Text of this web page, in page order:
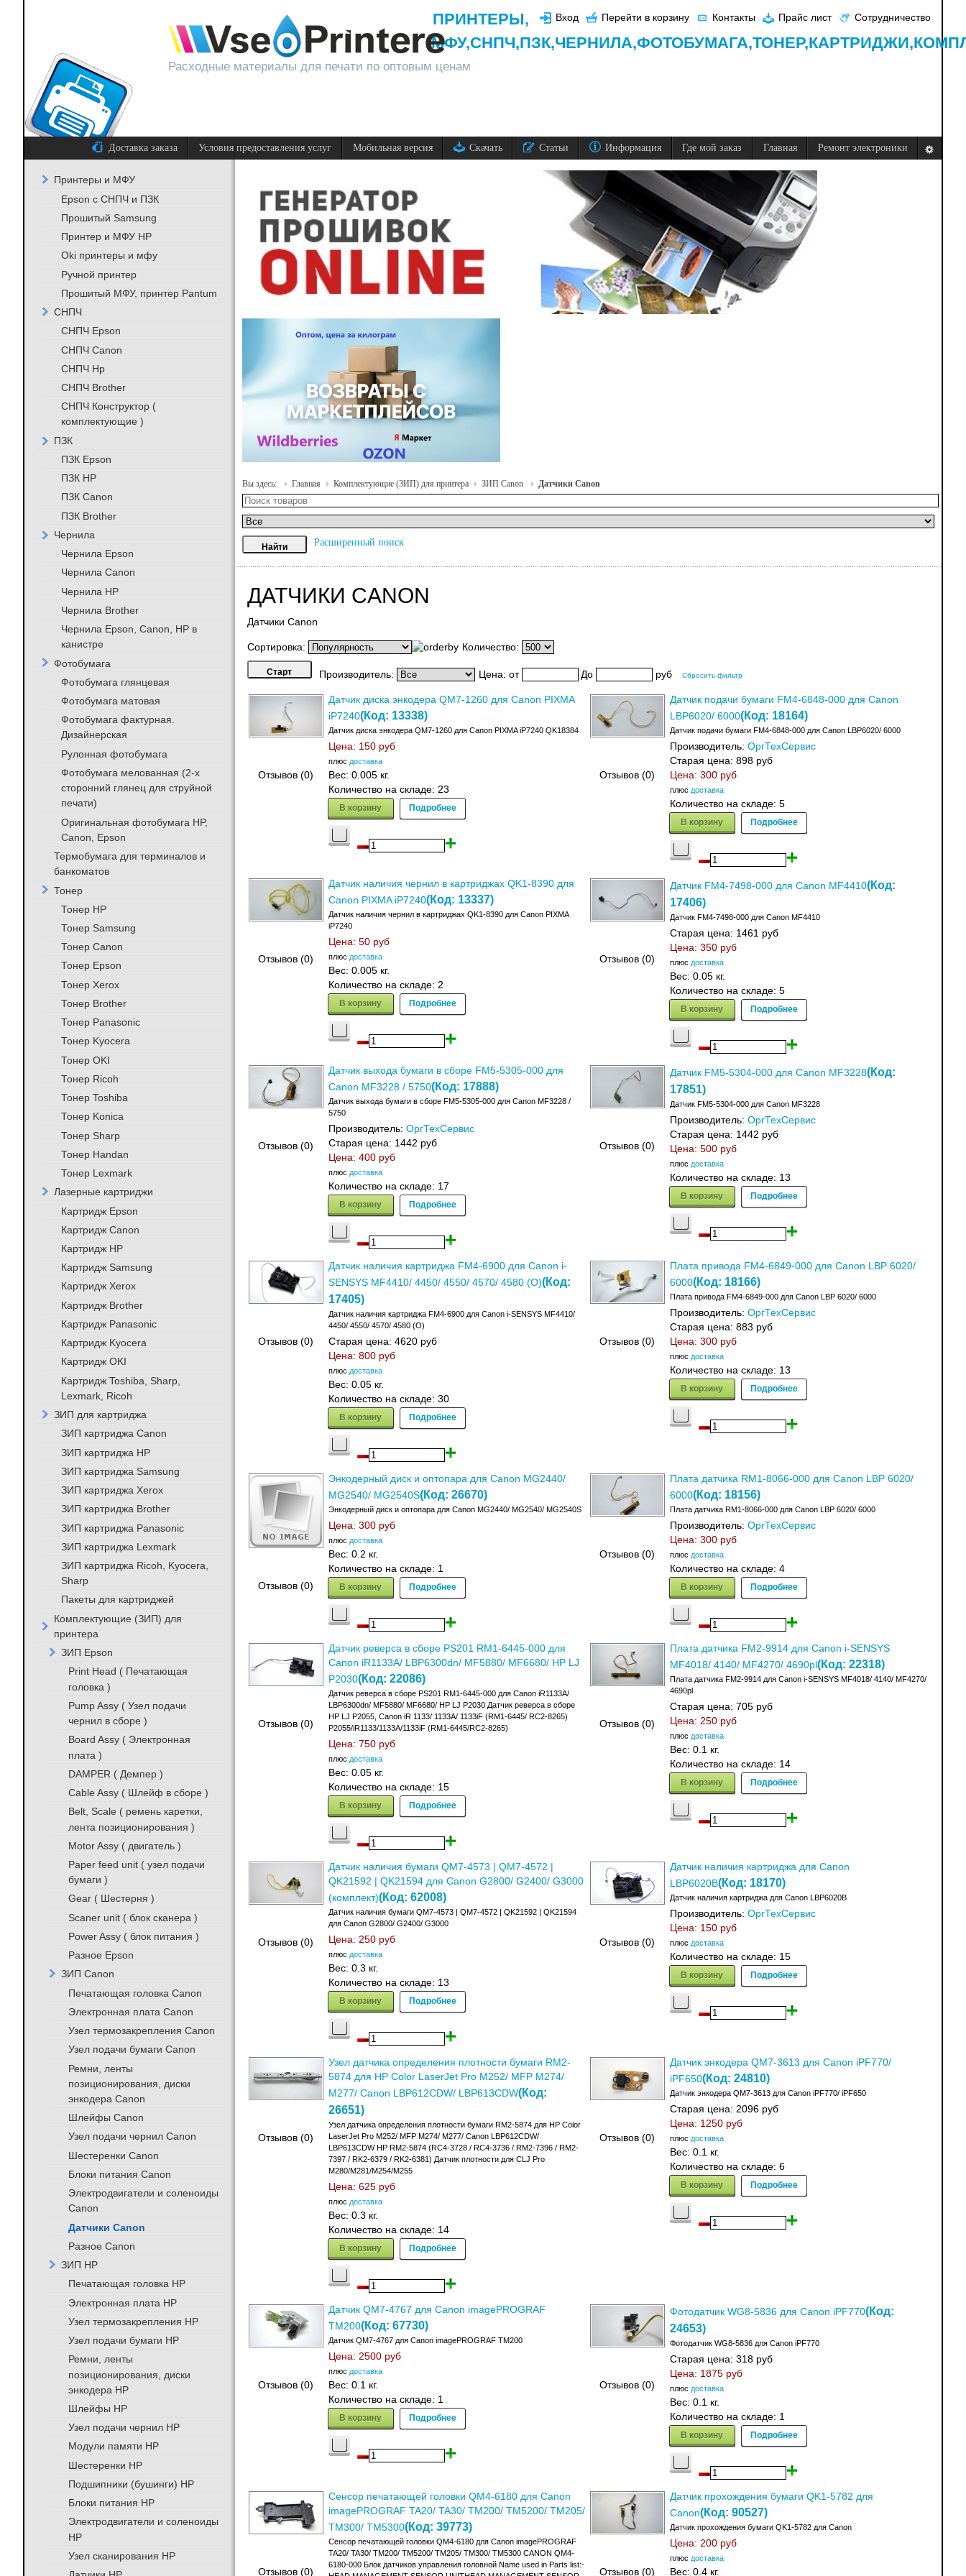
Расходные материалы для печати по оптовым ценам
Вход Перейти в корзину Контакты Прайс лист Сотрудничество
ПРИНТЕРЫ,
МФУ,СНПЧ,ПЗК,ЧЕРНИЛА,ФОТОБУМАГА,ТОНЕР,КАРТРИДЖИ,
Доставка заказа Условия предоставления услуг Мобильная версия Скачать Статьи Информация Где мой заказ Главная Ремонт электроники
Вы здесь: Главная Комплектующие (ЗИП) для принтера ЗИП Canon Датчики Canon
Расширенный поиск
ДАТЧИКИ CANON
Датчики Canon
Сортировка: Количество:
Производитель: Цена: от До руб Сбросить фильтр
Отзывов (0)
Датчик диска энкодера QM7-1260 для Canon PIXMA
iP7240(Код: 13338)
Датчик диска энкодера QM7-1260 для Canon PIXMA iP7240 QK18384
Цена: 150 руб
плюс доставка
Вес: 0.005 кг.
Количество на складе: 23
В корзину Подробнее
Отзывов (0)
Датчик подачи бумаги FM4-6848-000 для Canon
LBP6020/ 6000(Код: 18164)
Датчик подачи бумаги FM4-6848-000 для Canon LBP6020/ 6000
Производитель: ОргТехСервис
Старая цена: 898 руб
Цена: 300 руб
плюс доставка
Количество на складе: 5
В корзину Подробнее
Отзывов (0)
Датчик наличия чернил в картриджах QK1-8390 для
Canon PIXMA iP7240(Код: 13337)
Датчик наличия чернил в картриджах QK1-8390 для Canon PIXMA
iP7240
Цена: 50 руб
плюс доставка
Вес: 0.005 кг.
Количество на складе: 2
В корзину Подробнее
Отзывов (0)
Датчик FM4-7498-000 для Canon MF4410(Код:
17406)
Датчик FM4-7498-000 для Canon MF4410
Старая цена: 1461 руб
Цена: 350 руб
плюс доставка
Вес: 0.05 кг.
Количество на складе: 5
В корзину Подробнее
Отзывов (0)
Датчик выхода бумаги в сборе FM5-5305-000 для
Canon MF3228 / 5750(Код: 17888)
Датчик выхода бумаги в сборе FM5-5305-000 для Canon MF3228 /
5750
Производитель: ОргТехСервис
Старая цена: 1442 руб
Цена: 400 руб
плюс доставка
Количество на складе: 17
В корзину Подробнее
Отзывов (0)
Датчик FM5-5304-000 для Canon MF3228(Код:
17851)
Датчик FM5-5304-000 для Canon MF3228
Производитель: ОргТехСервис
Старая цена: 1442 руб
Цена: 500 руб
плюс доставка
Количество на складе: 13
В корзину Подробнее
Отзывов (0)
Датчик наличия картриджа FM4-6900 для Canon i-
SENSYS MF4410/ 4450/ 4550/ 4570/ 4580 (О)(Код:
17405)
Датчик наличия картриджа FM4-6900 для Canon i-SENSYS MF4410/
4450/ 4550/ 4570/ 4580 (О)
Старая цена: 4620 руб
Цена: 800 руб
плюс доставка
Вес: 0.05 кг.
Количество на складе: 30
В корзину Подробнее
Отзывов (0)
Плата привода FM4-6849-000 для Canon LBP 6020/
6000(Код: 18166)
Плата привода FM4-6849-000 для Canon LBP 6020/ 6000
Производитель: ОргТехСервис
Старая цена: 883 руб
Цена: 300 руб
плюс доставка
Количество на складе: 13
В корзину Подробнее
Отзывов (0)
Энкодерный диск и оптопара для Canon MG2440/
MG2540/ MG2540S(Код: 26670)
Энкодерный диск и оптопара для Canon MG2440/ MG2540/ MG2540S
Цена: 300 руб
плюс доставка
Вес: 0.2 кг.
Количество на складе: 1
В корзину Подробнее
Отзывов (0)
Плата датчика RM1-8066-000 для Canon LBP 6020/
6000(Код: 18156)
Плата датчика RM1-8066-000 для Canon LBP 6020/ 6000
Производитель: ОргТехСервис
Цена: 300 руб
плюс доставка
Количество на складе: 4
В корзину Подробнее
Отзывов (0)
Датчик реверса в сборе PS201 RM1-6445-000 для
Canon iR1133A/ LBP6300dn/ MF5880/ MF6680/ HP LJ
P2030(Код: 22086)
Датчик реверса в сборе PS201 RM1-6445-000 для Canon iR1133A/
LBP6300dn/ MF5880/ MF6680/ HP LJ P2030 Датчик реверса в сборе
HP LJ P2055, Canon iR 1133/ 1133A/ 1133iF (RM1-6445/ RC2-8265)
P2055/iR1133/1133A/1133iF (RM1-6445/RC2-8265)
Цена: 750 руб
плюс доставка
Вес: 0.05 кг.
Количество на складе: 15
В корзину Подробнее
Отзывов (0)
Плата датчика FM2-9914 для Canon i-SENSYS
MF4018/ 4140/ MF4270/ 4690pl(Код: 22318)
Плата датчика FM2-9914 для Canon i-SENSYS MF4018/ 4140/ MF4270/
4690pl
Старая цена: 705 руб
Цена: 250 руб
плюс доставка
Вес: 0.1 кг.
Количество на складе: 14
В корзину Подробнее
Отзывов (0)
Датчик наличия бумаги QM7-4573 | QM7-4572 |
QK21592 | QK21594 для Canon G2800/ G2400/ G3000
(комплект)(Код: 62008)
Датчик наличия бумаги QM7-4573 | QM7-4572 | QK21592 | QK21594
для Canon G2800/ G2400/ G3000
Цена: 250 руб
плюс доставка
Вес: 0.3 кг.
Количество на складе: 13
В корзину Подробнее
Отзывов (0)
Датчик наличия картриджа для Canon
LBP6020B(Код: 18170)
Датчик наличия картриджа для Canon LBP6020B
Производитель: ОргТехСервис
Цена: 150 руб
плюс доставка
Количество на складе: 15
В корзину Подробнее
Отзывов (0)
Узел датчика определения плотности бумаги RM2-
5874 для HP Color LaserJet Pro M252/ MFP M274/
M277/ Canon LBP612CDW/ LBP613CDW(Код:
26651)
Узел датчика определения плотности бумаги RM2-5874 для HP Color
LaserJet Pro M252/ MFP M274/ M277/ Canon LBP612CDW/
LBP613CDW HP RM2-5874 (RC4-3728 / RC4-3736 / RM2-7396 / RM2-
7397 / RK2-6379 / RK2-6381) Датчик плотности для CLJ Pro
M280/M281/M254/M255
Цена: 625 руб
плюс доставка
Вес: 0.3 кг.
Количество на складе: 14
В корзину Подробнее
Отзывов (0)
Датчик энкодера QM7-3613 для Canon iPF770/
iPF650(Код: 24810)
Датчик энкодера QM7-3613 для Canon iPF770/ iPF650
Старая цена: 2096 руб
Цена: 1250 руб
плюс доставка
Вес: 0.1 кг.
Количество на складе: 6
В корзину Подробнее
Отзывов (0)
Датчик QM7-4767 для Canon imagePROGRAF
TM200(Код: 67730)
Датчик QM7-4767 для Canon imagePROGRAF TM200
Цена: 2500 руб
плюс доставка
Вес: 0.1 кг.
Количество на складе: 1
В корзину Подробнее
Отзывов (0)
Фотодатчик WG8-5836 для Canon iPF770(Код:
24653)
Фотодатчик WG8-5836 для Canon iPF770
Старая цена: 318 руб
Цена: 1875 руб
плюс доставка
Вес: 0.1 кг.
Количество на складе: 1
В корзину Подробнее
Отзывов (0)
Сенсор печатающей головки QM4-6180 для Canon
imagePROGRAF TA20/ TA30/ TM200/ TM5200/ TM205/
TM300/ TM5300(Код: 39773)
Сенсор печатающей головки QM4-6180 для Canon imagePROGRAF
TA20/ TA30/ TM200/ TM5200/ TM205/ TM300/ TM5300 CANON QM4-
6180-000 Блок датчиков управления головной Name used in Parts list:-
Отзывов (0)
Датчик прохождения бумаги QK1-5782 для
Canon(Код: 90527)
Датчик прохождения бумаги QK1-5782 для Canon
Цена: 200 руб
плюс доставка
Вес: 0.4 кг.
Принтеры и МФУ
Epson с СНПЧ и ПЗК
Прошитый Samsung
Принтер и МФУ HP
Oki принтеры и мфу
Ручной принтер
Прошитый МФУ, принтер Pantum
СНПЧ
СНПЧ Epson
СНПЧ Canon
СНПЧ Hp
СНПЧ Brother
СНПЧ Конструктор (
комплектующие )
ПЗК
ПЗК Epson
ПЗК HP
ПЗК Canon
ПЗК Brother
Чернила
Чернила Epson
Чернила Canon
Чернила HP
Чернила Brother
Чернила Epson, Canon, HP в
канистре
Фотобумага
Фотобумага глянцевая
Фотобумага матовая
Фотобумага фактурная.
Дизайнерская
Рулонная фотобумага
Фотобумага мелованная (2-х
сторонний глянец для струйной
печати)
Оригинальная фотобумага HP,
Canon, Epson
Термобумага для терминалов и
банкоматов
Тонер
Тонер HP
Тонер Samsung
Тонер Canon
Тонер Epson
Тонер Xerox
Тонер Brother
Тонер Panasonic
Тонер Kyocera
Тонер OKI
Тонер Ricoh
Тонер Toshiba
Тонер Konica
Тонер Sharp
Тонер Handan
Тонер Lexmark
Лазерные картриджи
Картридж Epson
Картридж Canon
Картридж HP
Картридж Samsung
Картридж Xerox
Картридж Brother
Картридж Panasonic
Картридж Kyocera
Картридж OKI
Картридж Toshiba, Sharp,
Lexmark, Ricoh
ЗИП для картриджа
ЗИП картриджа Canon
ЗИП картриджа HP
ЗИП картриджа Samsung
ЗИП картриджа Xerox
ЗИП картриджа Brother
ЗИП картриджа Panasonic
ЗИП картриджа Lexmark
ЗИП картриджа Ricoh, Kyocera,
Sharp
Пакеты для картриджей
Комплектующие (ЗИП) для
принтера
ЗИП Epson
Print Head ( Печатающая
головка )
Pump Assy ( Узел подачи
чернил в сборе )
Board Assy ( Электронная
плата )
DAMPER ( Демпер )
Cable Assy ( Шлейф в сборе )
Belt, Scale ( ремень каретки,
лента позиционирования )
Motor Assy ( двигатель )
Paper feed unit ( узел подачи
бумаги )
Gear ( Шестерня )
Scaner unit ( блок сканера )
Power Assy ( блок питания )
Разное Epson
ЗИП Canon
Печатающая головка Canon
Электронная плата Canon
Узел термозакрепления Canon
Узел подачи бумаги Canon
Ремни, ленты
позиционирования, диски
энкодера Canon
Шлейфы Canon
Узел подачи чернил Canon
Шестеренки Canon
Блоки питания Canon
Электродвигатели и соленоиды
Canon
Датчики Canon
Разное Canon
ЗИП HP
Печатающая головка HP
Электронная плата HP
Узел термозакрепления HP
Узел подачи бумаги HP
Ремни, ленты
позиционирования, диски
энкодера HP
Шлейфы HP
Узел подачи чернил HP
Модули памяти HP
Шестеренки HP
Подшипники (бушинги) HP
Блоки питания HP
Электродвигатели и соленоиды
HP
Узел сканирования HP